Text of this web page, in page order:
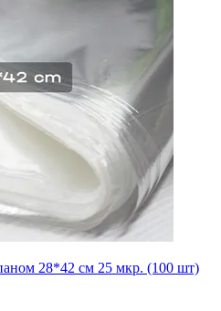
28*42 см 25 мкр. (100 шт)